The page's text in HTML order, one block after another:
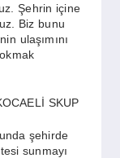
Şehrin içine
Biz bunu
ulaşımını
SKUP
şehirde
sunmayı